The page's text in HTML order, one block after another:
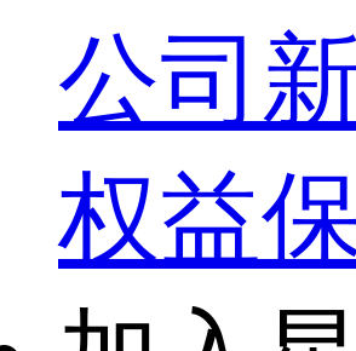
公司
权益